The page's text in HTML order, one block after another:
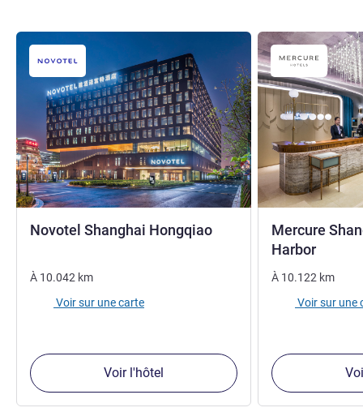
Novotel Shanghai Hongqiao4 étoiles
À 10.042 km
Voir sur une carte
Voir l'hôtel
Mercure
Harbor
À 10.122 km
Voir sur une